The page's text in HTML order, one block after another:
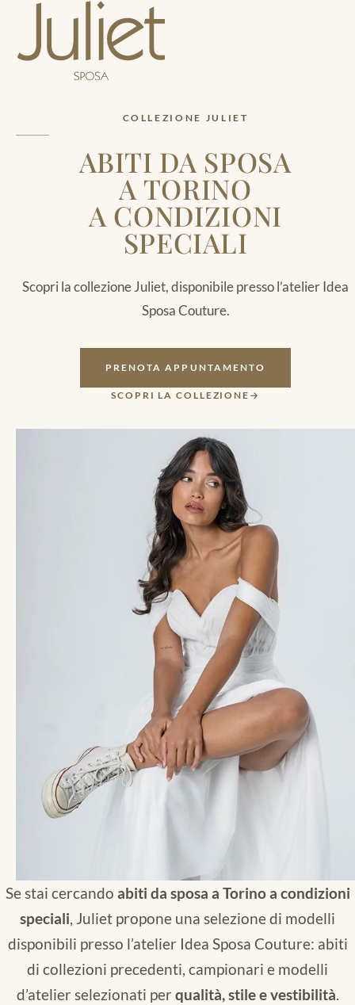
COLLEZIONE JULIET
ABITI DA SPOSA
A TORINO
A CONDIZIONI
SPECIALI
Scopri la collezione Juliet, disponibile presso l’atelier Idea
Sposa Couture.
PRENOTA APPUNTAMENTO
SCOPRI LA COLLEZIONE
Se stai cercando abiti da sposa a Torino a condizioni
speciali, Juliet propone una selezione di modelli
disponibili presso l’atelier Idea Sposa Couture: abiti
di collezioni precedenti, campionari e modelli
d’atelier selezionati per qualità, stile e vestibilità.